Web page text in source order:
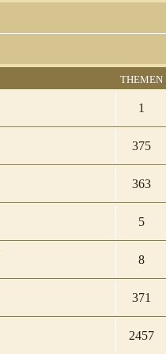
THEMEN
1
375
363
5
8
371
2457